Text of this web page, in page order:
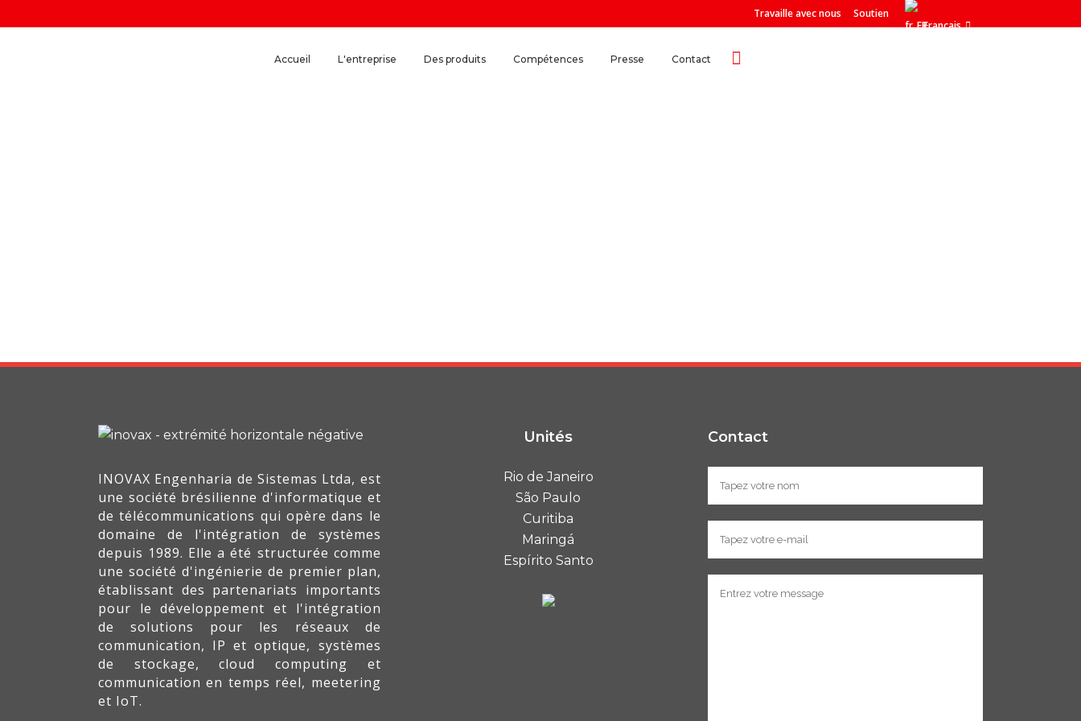
Travaille avec nous
Soutien
Français
Accueil L'entreprise Des produits Compétences Presse Contact
INOVAX Engenharia de Sistemas Ltda, est
une société brésilienne d'informatique et
de télécommunications qui opère dans le
domaine de l'intégration de systèmes
depuis 1989. Elle a été structurée comme
une société d'ingénierie de premier plan,
établissant des partenariats importants
pour le développement et l'intégration
de solutions pour les réseaux de
communication, IP et optique, systèmes
de stockage, cloud computing et
communication en temps réel, meetering
et IoT.
Unités
Rio de Janeiro
São Paulo
Curitiba
Maringá
Espírito Santo
Contact